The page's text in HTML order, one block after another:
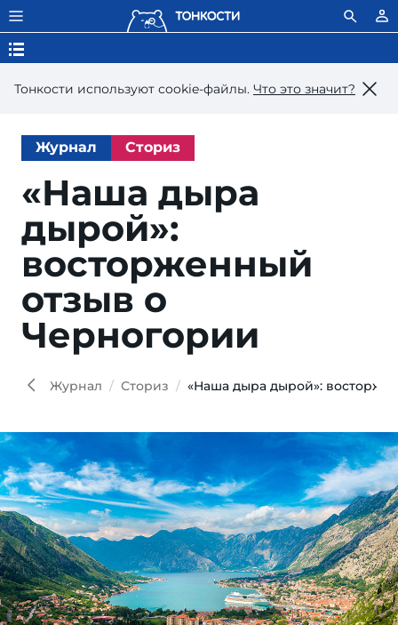
Тонкости используют сookie-файлы. Что это значит?
Журнал Сториз
«Наша дыра
дырой»:
восторженный
отзыв о
Черногории
Журнал Сториз «Наша дыра дырой»: